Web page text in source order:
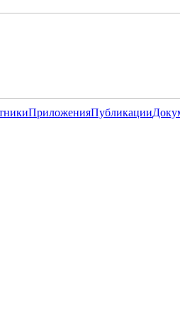
ПриложенияПубликации